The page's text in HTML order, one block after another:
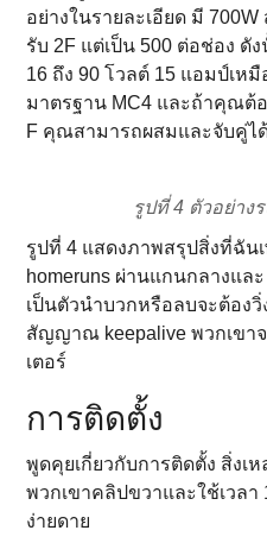
อย่างในรายละเอียด มี
รับ 2F แต่เป็น 500 ต่อช่อง ดั
16 ถึง 90 โวลต์ 15 แอมป์เห
มาตรฐาน MC4 และถ้าคุณต้
F คุณสามารถผสมและจับคู่
รูปที่ 4 ตัวอย่าง
รูปที่ 4 แสดงภาพสรุปสิ่งที่ฉัน
homeruns ผ่านแกนกลางแล
เป็นตัวนําบวกหรือลบจะต้อง
สัญญาณ keepalive พวกเขา
เตอร์
การติดตั้ง
พูดคุยเกี่ยวกับการติดตั้ง สิ่งเ
พวกเขาคลิปขวาและใช้เวล
ง่ายดาย